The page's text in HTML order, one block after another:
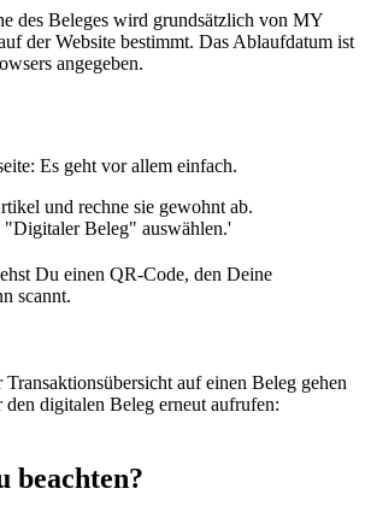
des Beleges wird grundsätzlich von MY
der Website bestimmt. Das Ablaufdatum ist
angegeben.
: Es geht vor allem einfach.
und rechne sie gewohnt ab.
"Digitaler Beleg" auswählen.'
Du einen QR-Code, den Deine
scannt.
Transaktionsübersicht auf einen Beleg gehen
den digitalen Beleg erneut aufrufen:
beachten?